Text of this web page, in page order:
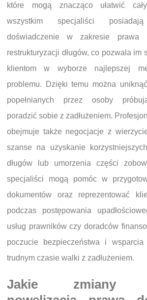
które mogą znacząco ułatwić
wszystkim specjaliści
doświadczenie w zakresie prawa
restrukturyzacji długów, co pozwala im
klientom w wyborze najlepszej
problemu. Dzięki temu można
popełnianych przez osoby
poradzić sobie z zadłużeniem.
obejmuje także negocjacje z
szanse na uzyskanie
długów lub umorzenia części
specjaliści mogą pomóc w
dokumentów oraz reprezentować
podczas postępowania
usług prawników czy doradców
poczucie bezpieczeństwa i
trudnym czasie walki z zadłużeniem.
Jakie zmiany